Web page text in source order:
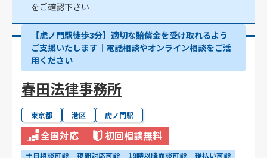
をご確認下さい
【虎ノ門駅徒歩3分】適切な賠償金を受け取れるよう
ご支援いたします│電話相談やオンライン相談をご活
用ください
春田法律事務所
東京都 港区 虎ノ門駅
全国対応 初回相談無料
土日相談可能 夜間対応可能 19時以降面談可能
後払い可能